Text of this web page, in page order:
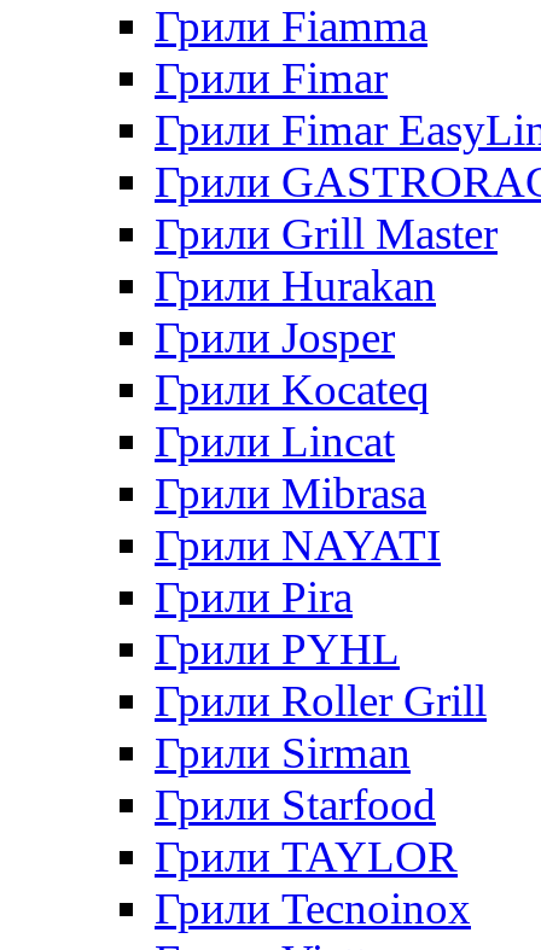
Грили Fiamma
Грили Fimar
Грили Fimar
Грили
Грили Grill Master
Грили Hurakan
Грили Josper
Грили Kocateq
Грили Lincat
Грили Mibrasa
Грили NAYATI
Грили Pira
Грили PYHL
Грили Roller Grill
Грили Sirman
Грили Starfood
Грили TAYLOR
Грили Tecnoinox